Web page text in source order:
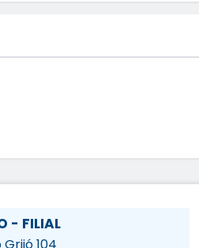
- FILIAL
Grijó 104